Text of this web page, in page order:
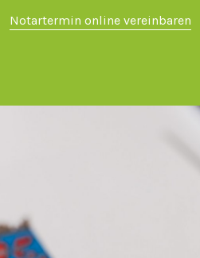
Notartermin online vereinbaren